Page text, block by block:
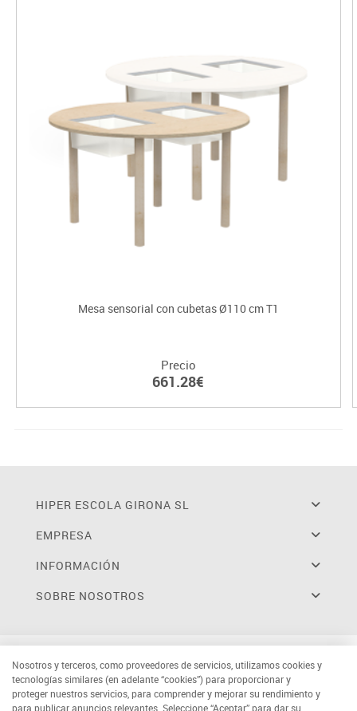
Mesa sensorial con cubetas Ø110 cm T1
Precio
661.28€
HIPER ESCOLA GIRONA SL
EMPRESA
INFORMACIÓN
SOBRE NOSOTROS
Nosotros y terceros, como proveedores de servicios, utilizamos cookies y
tecnologías similares (en adelante “cookies”) para proporcionar y
proteger nuestros servicios, para comprender y mejorar su rendimiento y
para publicar anuncios relevantes. Seleccione “Aceptar” para dar su